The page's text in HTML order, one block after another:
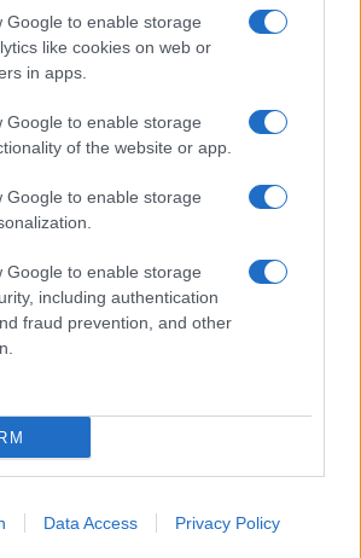
Google to enable storage
like cookies on web or
in apps.
Google to enable storage
of the website or app.
Google to enable storage
Google to enable storage
including authentication
fraud prevention, and other
Data Access Privacy Policy
del materiale riservato,
: provvederemo
del materiale lesivo di
01/03/2018|Contattaci-Pubblicità-
Cookie
Preferenze Privacy
Benessere- Edito in Italia da
AdHub Media
Numero REA 2729933 - All Rights Reserved.
Donne Magazine|Viaggiamo|Offerte Shopping
Magazine
Magazine|Professione Lavoro
prodotti in maniera ibrida da una tecnologia
Artificiale e da creators indipendenti.